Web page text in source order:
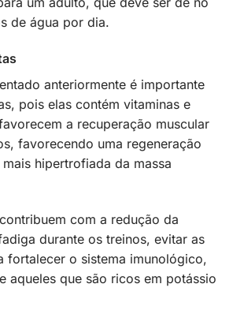
de água por dia.
anteriormente é importante
pois elas contém vitaminas e
a recuperação muscular
favorecendo uma regeneração
hipertrofiada da massa
com a redução da
durante os treinos, evitar as
fortalecer o sistema imunológico,
aqueles que são ricos em potássio